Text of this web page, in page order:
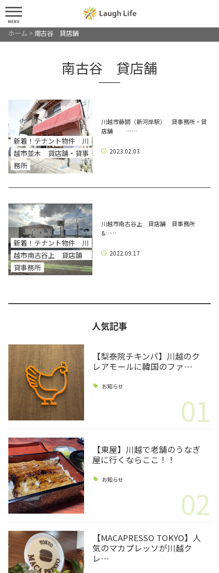
MENU
ホーム > 南古谷 貸店舗
南古谷 貸店舗
新着！テナント物件 川
越市並木 貸店舗・貸事
務所
川越市藤間（新河岸駅） 貸事務所・貸
店舗 ……
2023.02.03
新着！テナント物件 川
越市南古谷上 貸店舗
貸事務所
川越市南古谷上 貸店舗 貸事務所
&……
2022.09.17
人気記事
【梨泰院チキンパ】川越のク
レアモールに韓国のファ…
お知らせ
01
【東屋】川越で老舗のうなぎ
屋に行くならここ！！
お知らせ
02
【MACAPRESSO TOKYO】人
気のマカプレッソが川越ク
レ…